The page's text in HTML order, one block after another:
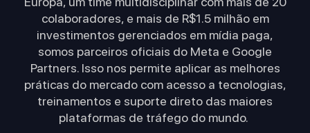
colaboradores, e mais de R$1.5 milhão em
investimentos gerenciados em mídia paga,
somos parceiros oficiais do Meta e Google
Partners. Isso nos permite aplicar as melhores
práticas do mercado com acesso a tecnologias,
treinamentos e suporte direto das maiores
plataformas de tráfego do mundo.